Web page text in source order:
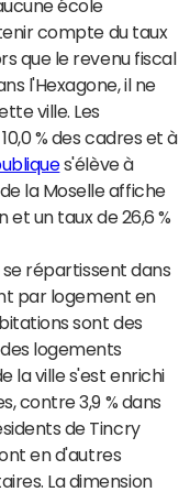
école
compte du taux
que le revenu fiscal
l'Hexagone, il ne
ville. Les
% des cadres et à
s'élève à
la Moselle affiche
et un taux de 26,6 %
répartissent dans
par logement en
sont des
logements
la ville s'est enrichi
contre 3,9 % dans
de Tincry
en d'autres
La dimension